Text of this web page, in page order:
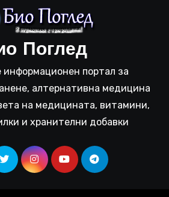
Поглед
информационен портал за
алтернативна медицина
на медицината, витамини,
и хранителни добавки